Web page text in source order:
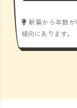
新築から年数
傾向にあります。